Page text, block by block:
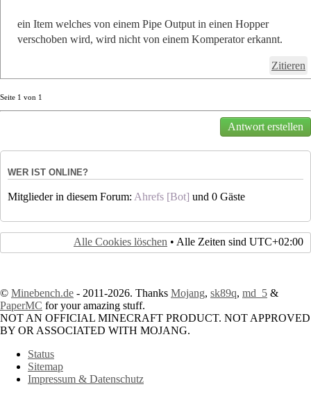
ein Item welches von einem Pipe Output in einen Hopper
verschoben wird, wird nicht von einem Komperator erkannt.
Zitieren
Seite 1 von 1
Antwort erstellen
WER IST ONLINE?
Mitglieder in diesem Forum: Ahrefs [Bot] und 0 Gäste
Alle Cookies löschen • Alle Zeiten sind UTC+02:00
© Minebench.de - 2011-2026. Thanks Mojang, sk89q, md_5 &
PaperMC for your amazing stuff.
NOT AN OFFICIAL MINECRAFT PRODUCT. NOT APPROVED
BY OR ASSOCIATED WITH MOJANG.
Status
Sitemap
Impressum & Datenschutz